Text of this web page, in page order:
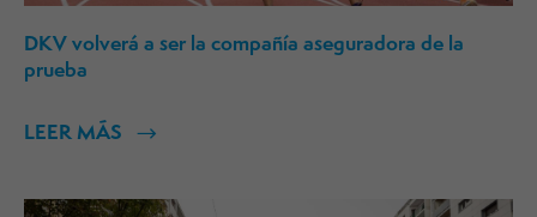
DKV volverá a ser la compañía aseguradora de la
prueba
LEER MÁS